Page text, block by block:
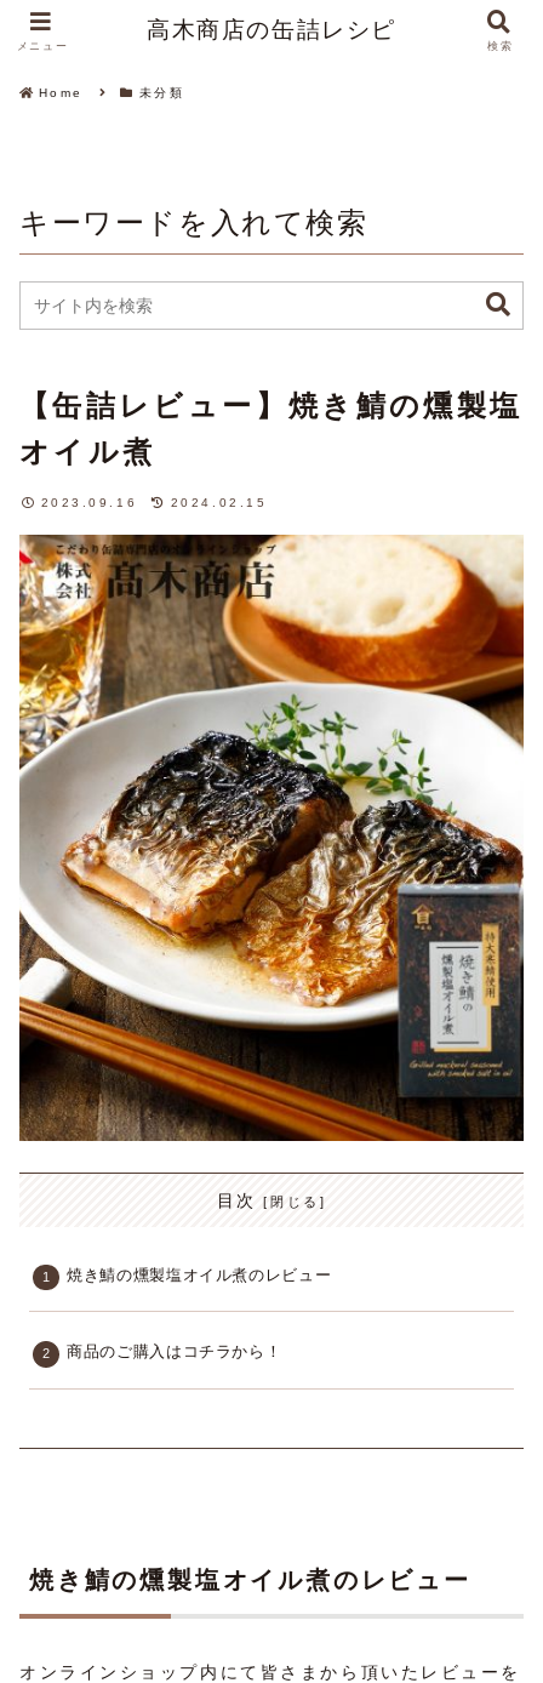
Home 未分類
キーワードを入れて検索
【缶詰レビュー】焼き鯖の燻製塩
オイル煮
2023.09.16 2024.02.15
目次
焼き鯖の燻製塩オイル煮のレビュー
商品のご購入はコチラから！
焼き鯖の燻製塩オイル煮のレビュー
オンラインショップ内にて皆さまから頂いたレビューを
メニュー
高木商店の缶詰レシピ
検索